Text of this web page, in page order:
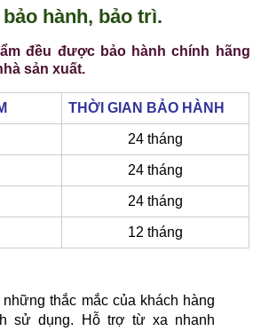
hành, bảo trì.
đều được bảo hành chính hãng
sản xuất.
THỜI GIAN BẢO HÀNH
24 tháng
24 tháng
24 tháng
12 tháng
thắc mắc của khách hàng
sử dụng. Hỗ trợ từ xa nhanh